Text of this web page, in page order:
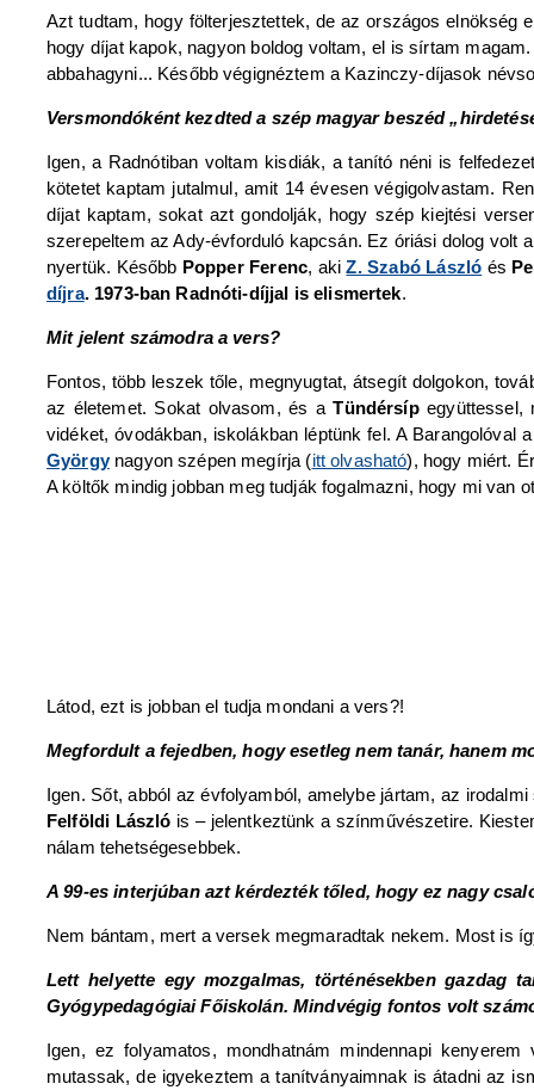
Azt tudtam, hogy fölterjesztettek, de az országos elnökség
hogy díjat kapok, nagyon boldog voltam, el is sírtam
abbahagyni... Később végignéztem a Kazinczy-díjasok
Versmondóként kezdted a szép magyar beszéd
Igen, a Radnótiban voltam kisdiák, a tanító néni is
kötetet kaptam jutalmul, amit 14 évesen végigolvastam.
díjat kaptam, sokat azt gondolják, hogy szép kiejtési
szerepeltem az Ady-évforduló kapcsán. Ez óriási dolog
nyertük. Később Popper Ferenc, akiZ. Szabó László és
díjra. 1973-ban Radnóti-díjjal is elismertek.
Mit jelent számodra a vers?
Fontos, több leszek tőle, megnyugtat, átsegít dolgokon,
az életemet. Sokat olvasom, és aTündérsíp
vidéket, óvodákban, iskolákban léptünk fel. A
Györgynagyon szépen megírja (itt olvasható), hogy miért.
A költők mindig jobban meg tudják fogalmazni, hogy mi van
Látod, ezt is jobban el tudja mondani a vers?!
Megfordult a fejedben, hogy esetleg nem tanár, hanem
Igen. Sőt, abból az évfolyamból, amelybe jártam, az
Felföldi László is – jelentkeztünk a színművészetire.
nálam tehetségesebbek.
A 99-es interjúban azt kérdezték tőled, hogy ez nagy
Nem bántam, mert a versek megmaradtak nekem. Most is
Lett helyette egy mozgalmas, történésekben gazdag
Gyógypedagógiai Főiskolán. Mindvégig fontos volt
Igen, ez folyamatos, mondhatnám mindennapi
mutassak, de igyekeztem a tanítványaimnak is átadni az